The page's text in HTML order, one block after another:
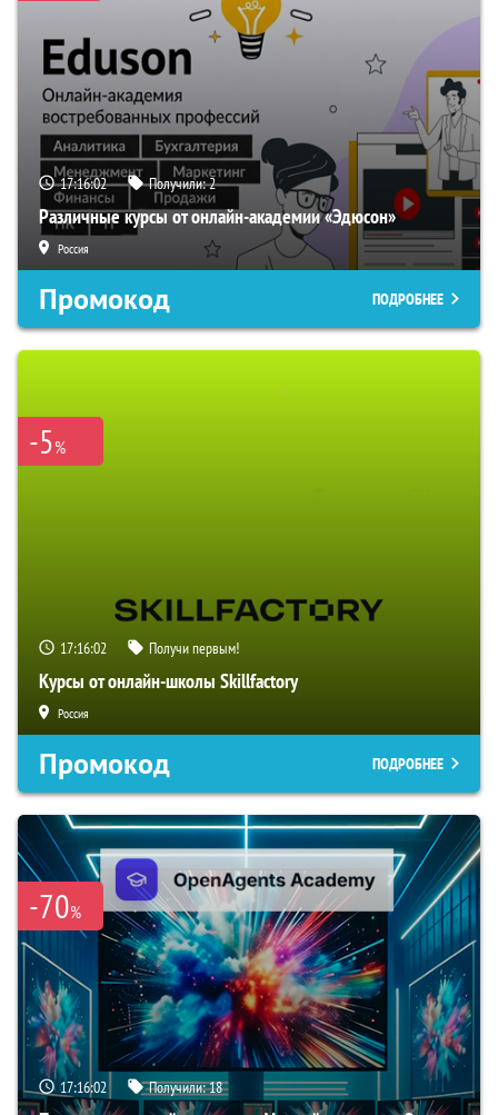
17:16:01 Получили:2
Различные курсы от онлайн-академии «Эдюсон»
Россия
Промокод ПОДРОБНЕЕ
-5%
17:16:01 Получи первым!
Курсы от онлайн-школы Skillfactory
Россия
Промокод ПОДРОБНЕЕ
-70%
17:16:01 Получили:18